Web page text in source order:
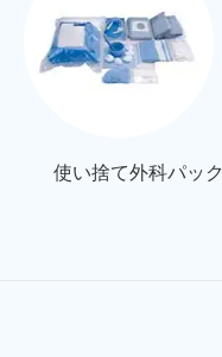
使い捨て外科パック